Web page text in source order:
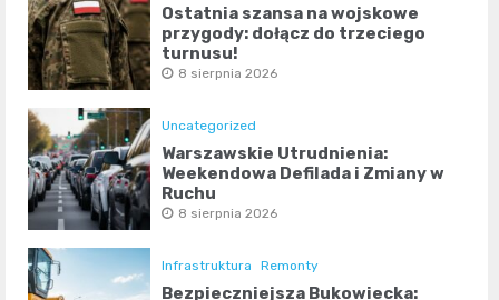
Ostatnia szansa na wojskowe
przygody: dołącz do trzeciego
turnusu!
8 sierpnia 2026
Uncategorized
Warszawskie Utrudnienia:
Weekendowa Defilada i Zmiany w
Ruchu
8 sierpnia 2026
Infrastruktura Remonty
Bezpieczniejsza Bukowiecka: